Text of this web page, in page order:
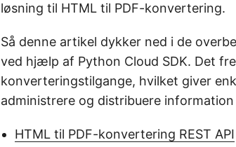
løsning til HTML til PDF-konvertering.
Så denne artikel dykker ned i de
ved hjælp af Python Cloud SDK. Det
konverteringstilgange, hvilket giver
administrere og distribuere
HTML til PDF-konvertering REST API